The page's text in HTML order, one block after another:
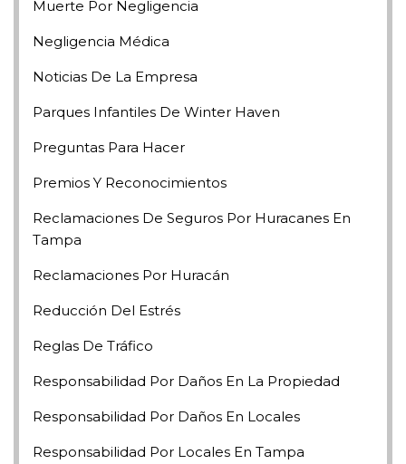
Muerte Por Negligencia
Negligencia Médica
Noticias De La Empresa
Parques Infantiles De Winter Haven
Preguntas Para Hacer
Premios Y Reconocimientos
Reclamaciones De Seguros Por Huracanes En
Tampa
Reclamaciones Por Huracán
Reducción Del Estrés
Reglas De Tráfico
Responsabilidad Por Daños En La Propiedad
Responsabilidad Por Daños En Locales
Responsabilidad Por Locales En Tampa